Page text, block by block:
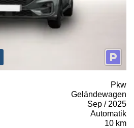
Pkw
Geländewagen
Sep / 2025
Automatik
10 km